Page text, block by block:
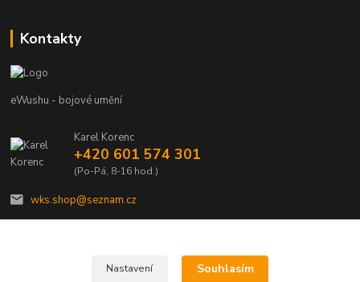
Kontakty
eWushu - bojové umění
Karel Korenc
+420 601 574 301
(Po-Pá, 8-16 hod.)
wks.shop@seznam.cz
Nastavení Souhlasím